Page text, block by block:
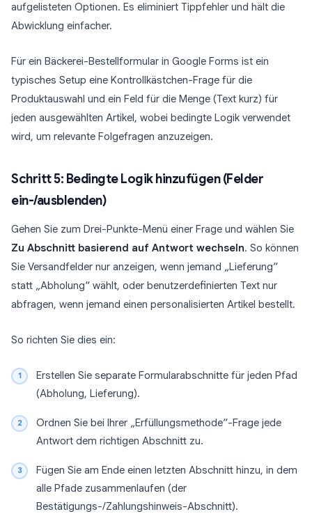
aufgelisteten Optionen. Es eliminiert Tippfehler und hält die
Abwicklung einfacher.
Für ein Bäckerei-Bestellformular in Google Forms ist ein
typisches Setup eine Kontrollkästchen-Frage für die
Produktauswahl und ein Feld für die Menge (Text kurz) für
jeden ausgewählten Artikel, wobei bedingte Logik verwendet
wird, um relevante Folgefragen anzuzeigen.
Schritt 5: Bedingte Logik hinzufügen (Felder
ein-/ausblenden)
Gehen Sie zum Drei-Punkte-Menü einer Frage und wählen Sie
Zu Abschnitt basierend auf Antwort wechseln. So können
Sie Versandfelder nur anzeigen, wenn jemand „Lieferung“
statt „Abholung“ wählt, oder benutzerdefinierten Text nur
abfragen, wenn jemand einen personalisierten Artikel bestellt.
So richten Sie dies ein:
Erstellen Sie separate Formularabschnitte für jeden Pfad
(Abholung, Lieferung).
Ordnen Sie bei Ihrer „Erfüllungsmethode“-Frage jede
Antwort dem richtigen Abschnitt zu.
Fügen Sie am Ende einen letzten Abschnitt hinzu, in dem
alle Pfade zusammenlaufen (der
Bestätigungs-/Zahlungshinweis-Abschnitt).